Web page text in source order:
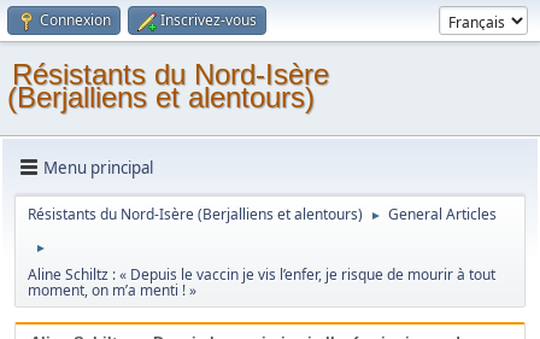
Connexion Inscrivez-vous
Résistants du Nord-Isère
(Berjalliens et alentours)
Menu principal
Résistants du Nord-Isère (Berjalliens et alentours) ► General Articles
►
Aline Schiltz : « Depuis le vaccin je vis l’enfer, je risque de mourir à tout
moment, on m’a menti ! »